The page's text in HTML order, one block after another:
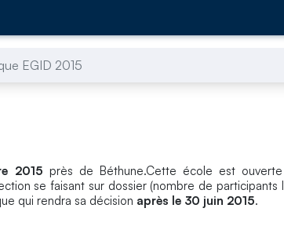
EGID 2015
2015 près de Béthune.Cette école est
se faisant sur dossier (nombre de participants
qui rendra sa décision après le 30 juin 2015.